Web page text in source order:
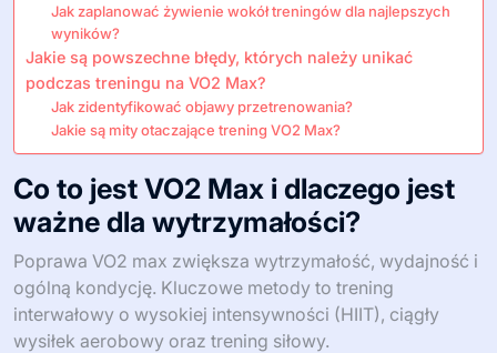
Jak zaplanować żywienie wokół treningów dla najlepszych
wyników?
Jakie są powszechne błędy, których należy unikać
podczas treningu na VO2 Max?
Jak zidentyfikować objawy przetrenowania?
Jakie są mity otaczające trening VO2 Max?
Co to jest VO2 Max i dlaczego jest
ważne dla wytrzymałości?
Poprawa VO2 max zwiększa wytrzymałość, wydajność i
ogólną kondycję. Kluczowe metody to trening
interwałowy o wysokiej intensywności (HIIT), ciągły
wysiłek aerobowy oraz trening siłowy.